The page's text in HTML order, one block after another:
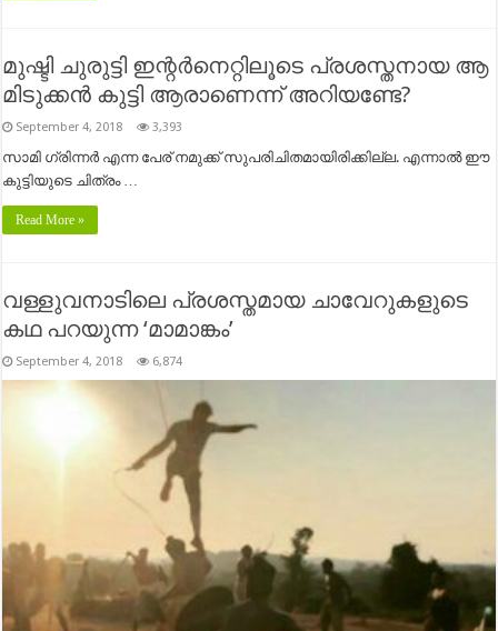
മുഷ്ടി ചുരുട്ടി ഇന്റർനെറ്റിലൂടെ പ്രശസ്തനായ ആ
മിടുക്കൻ കുട്ടി ആരാണെന്ന് അറിയണ്ടേ?
September 4, 2018 3,393
സാമി ഗ്രിന്നർ എന്ന പേര് നമുക്ക് സുപരിചിതമായിരിക്കില്ല. എന്നാൽ ഈ
കുട്ടിയുടെ ചിത്രം …
Read More »
വള്ളുവനാടിലെ പ്രശസ്തമായ ചാവേറുകളുടെ
കഥ പറയുന്ന ‘മാമാങ്കം’
September 4, 2018 6,874